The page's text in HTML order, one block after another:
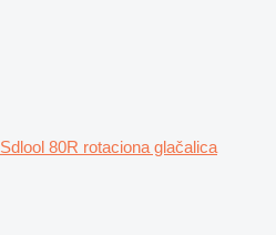
Sdlool 80R rotaciona glačalica